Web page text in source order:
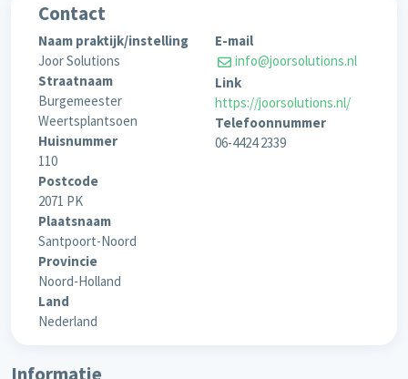
Contact
Naam praktijk/instelling
Joor Solutions
Straatnaam
Burgemeester
Weertsplantsoen
Huisnummer
110
Postcode
2071 PK
Plaatsnaam
Santpoort-Noord
Provincie
Noord-Holland
Land
Nederland
E-mail
info@joorsolutions.nl
Link
https://joorsolutions.nl/
Telefoonnummer
06-4424 2339